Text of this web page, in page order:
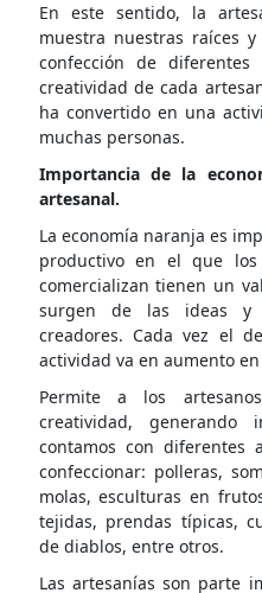
En este sentido, la
muestra nuestras raíces
confección de
creatividad de cada
ha convertido en una
muchas personas.
Importancia de la
artesanal.
La economía naranja es
productivo en el que
comercializan tienen un
surgen de las ideas y
creadores. Cada vez el
actividad va en aumento
Permite a los
creatividad, generando
contamos con diferentes
confeccionar: polleras,
molas, esculturas en
tejidas, prendas típicas,
de diablos, entre otros.
Las artesanías son parte